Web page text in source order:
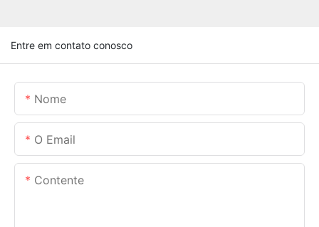
Entre em contato conosco
Nome
O Email
Contente